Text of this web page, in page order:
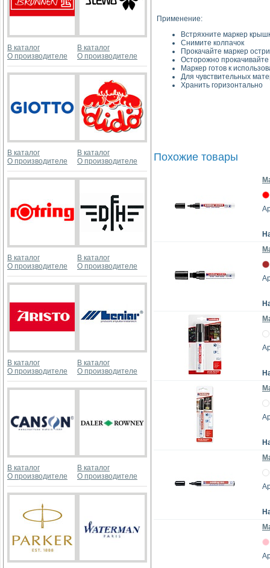
В каталог
О производителе
В каталог
О производителе
В каталог
О производителе
В каталог
О производителе
В каталог
О производителе
В каталог
О производителе
В каталог
О производителе
В каталог
О производителе
В каталог
О производителе
В каталог
О производителе
Применение:
Встряхните маркер
Снимите колпачок
Прокачайте маркер
Осторожно
Маркер готов к
Для чувствительных
Хранить горизонтально
Похожие товары